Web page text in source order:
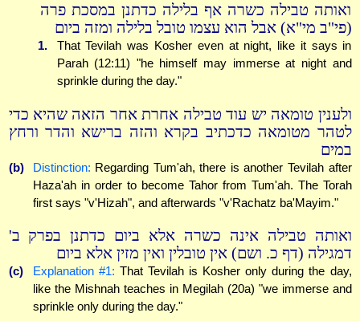
ואותה טבילה כשרה אף בלילה כדתנן במסכת פרה
(פי"ב מי"א) אבל הוא עצמו טובל בלילה ומזה ביום
1.
That Tevilah was Kosher even at night, like it says in
Parah (12:11) "he himself may immerse at night and
sprinkle during the day."
ולענין טומאה יש עוד טבילה אחרת אחר הזאה שהיא כדי
לטהר מטומאה כדכתיב בקרא והזה ברישא והדר ורחץ
במים
(b) Distinction: Regarding Tum'ah, there is another Tevilah after
Haza'ah in order to become Tahor from Tum'ah. The Torah
first says "v'Hizah", and afterwards "v'Rachatz ba'Mayim."
ואותה טבילה אינה כשרה אלא ביום כדתנן בפרק ב'
דמגילה (דף כ. ושם) אין טובלין ואין מזין אלא ביום
(c) Explanation #1: That Tevilah is Kosher only during the day,
like the Mishnah teaches in Megilah (20a) "we immerse and
sprinkle only during the day."